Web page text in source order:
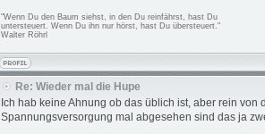
"Wenn Du den Baum siehst, in den Du reinfährst, hast Du
untersteuert. Wenn Du ihn nur hörst, hast Du übersteuert."
Walter Röhrl
Re: Wieder mal die Hupe
Ich hab keine Ahnung ob das üblich ist, aber rein
Spannungsversorgung mal abgesehen sind das ja